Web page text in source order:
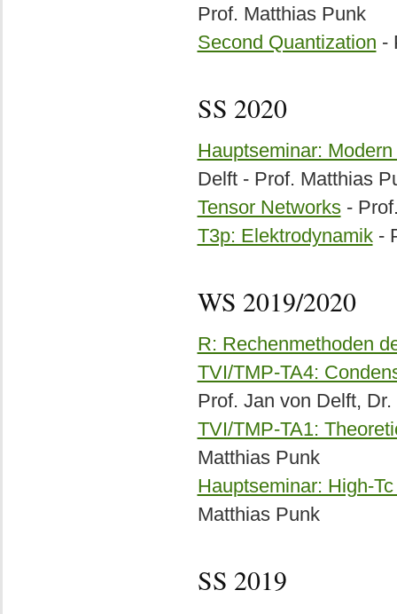
Prof. Matthias Punk
Second Quantization -
SS 2020
Hauptseminar:
Delft - Prof. Matthias
Tensor Networks-
T3p: Elektrodynamik-
WS 2019/2020
R: Rechenmethoden
TVI/TMP-TA4:
Prof. Jan von Delft,
TVI/TMP-TA1:
Matthias Punk
Hauptseminar: High-
Matthias Punk
SS 2019